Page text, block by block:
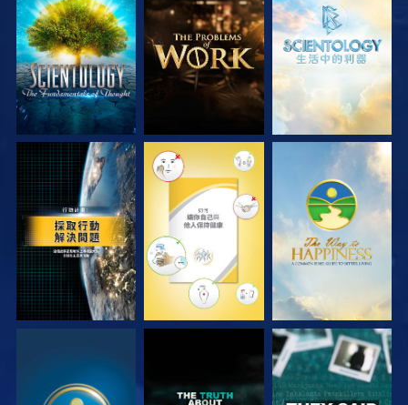
探索系列節目 探索系列節目 探索系列節目
觀看 觀看 觀看
觀看 觀看 觀看